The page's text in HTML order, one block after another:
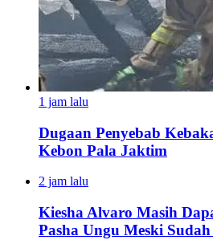
1 jam lalu
Dugaan Penyebab
Kebon Pala Jaktim
2 jam lalu
Kiesha Alvaro Masih
Pasha Ungu Meski Sudah